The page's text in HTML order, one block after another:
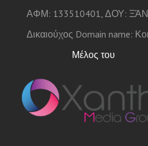
ΑΦΜ: 133510401, ΔΟΥ:
Δικαιούχος Domain name:
Μέλος του